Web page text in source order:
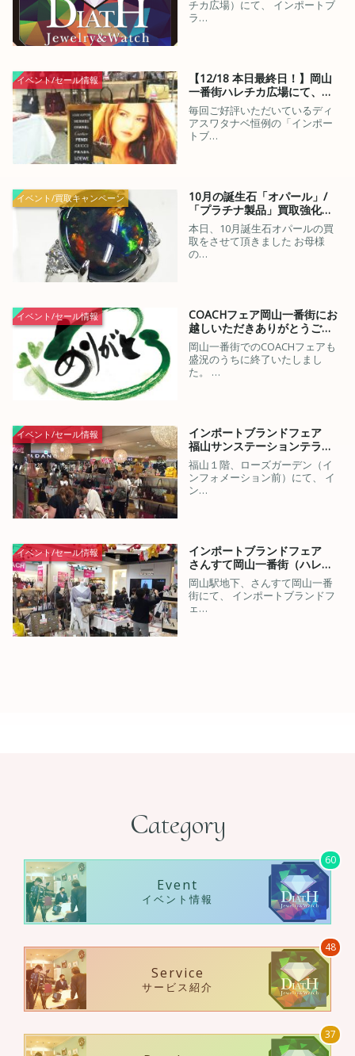
チカ広場）にて、 インポートブ
ラ…
イベント/セール情報
【12/18 本日最終日！】岡山
一番街ハレチカ広場にて、…
毎回ご好評いただいているディ
アスワタナベ恒例の「インポー
トブ…
イベント/買取キャンペーン
10月の誕生石「オパール」/
「プラチナ製品」買取強化…
本日、10月誕生石オパールの買
取をさせて頂きました お母様
の…
イベント/セール情報
COACHフェア岡山一番街にお
越しいただきありがとうご…
岡山一番街でのCOACHフェアも
盛況のうちに終了いたしまし
た。 …
イベント/セール情報
インポートブランドフェア
福山サンステーションテラ…
福山１階、ローズガーデン（イ
ンフォメーション前）にて、 イ
ン…
イベント/セール情報
インポートブランドフェア
さんすて岡山一番街（ハレ…
岡山駅地下、さんすて岡山一番
街にて、 インポートブランドフ
ェ…
Category
Event
イベント情報
60
Service
サービス紹介
48
37